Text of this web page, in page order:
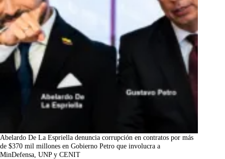
Abelardo De La Espriella denuncia corrupción en contratos por más
de $370 mil millones en Gobierno Petro que involucra a
MinDefensa, UNP y CENIT